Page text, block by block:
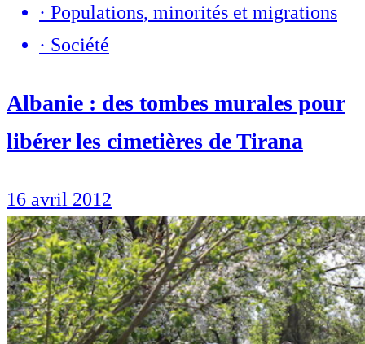
· Populations, minorités et migrations
· Société
Albanie : des tombes murales pour
libérer les cimetières de Tirana
16 avril 2012